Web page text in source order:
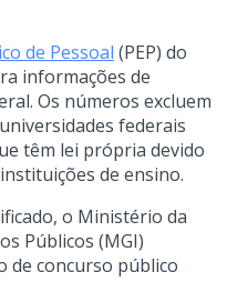
de Pessoal (PEP) do
informações de
Os números excluem
federais
têm lei própria devido
de ensino.
o Ministério da
Públicos (MGI)
de concurso público